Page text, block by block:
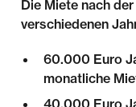
Die Miete nach
verschiedenen
60.000 Euro
monatliche